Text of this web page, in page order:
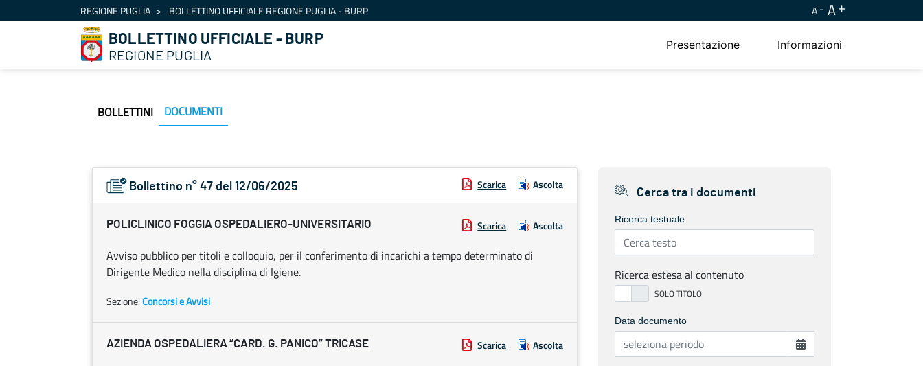
Salta al contenutoREGIONE PUGLIA BOLLETTINO UFFICIALE REGIONE PUGLIA - BURP A A
BOLLETTINO UFFICIALE - BURP
REGIONE PUGLIA
Presentazione Informazioni
BOLLETTINI DOCUMENTI
Bollettino n° 47 del 12/06/2025 Scarica Ascolta
POLICLINICO FOGGIA OSPEDALIERO-UNIVERSITARIO Scarica Ascolta
Avviso pubblico per titoli e colloquio, per il conferimento di incarichi a tempo determinato di
Dirigente Medico nella disciplina di Igiene.
Sezione:Concorsi e Avvisi
AZIENDA OSPEDALIERA “CARD. G. PANICO” TRICASE Scarica Ascolta
Cerca tra i documenti
Ricerca testuale
Ricerca estesa al contenuto
Data documento